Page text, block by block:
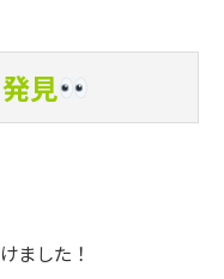
見
ました！